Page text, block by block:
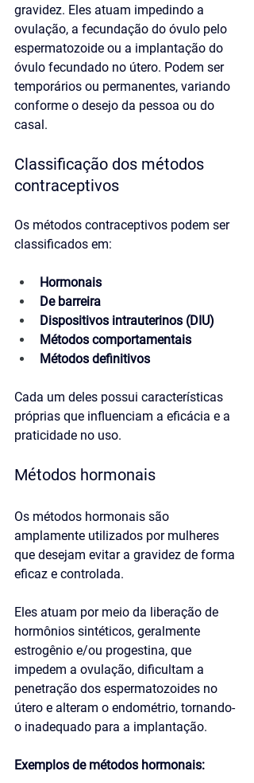
gravidez. Eles atuam impedindo a
ovulação, a fecundação do óvulo pelo
espermatozoide ou a implantação do
óvulo fecundado no útero. Podem ser
temporários ou permanentes, variando
conforme o desejo da pessoa ou do
casal.
Classificação dos métodos
contraceptivos
Os métodos contraceptivos podem ser
classificados em:
Hormonais
De barreira
Dispositivos intrauterinos (DIU)
Métodos comportamentais
Métodos definitivos
Cada um deles possui características
próprias que influenciam a eficácia e a
praticidade no uso.
Métodos hormonais
Os métodos hormonais são
amplamente utilizados por mulheres
que desejam evitar a gravidez de forma
eficaz e controlada.
Eles atuam por meio da liberação de
hormônios sintéticos, geralmente
estrogênio e/ou progestina, que
impedem a ovulação, dificultam a
penetração dos espermatozoides no
útero e alteram o endométrio, tornando-
o inadequado para a implantação.
Exemplos de métodos hormonais: